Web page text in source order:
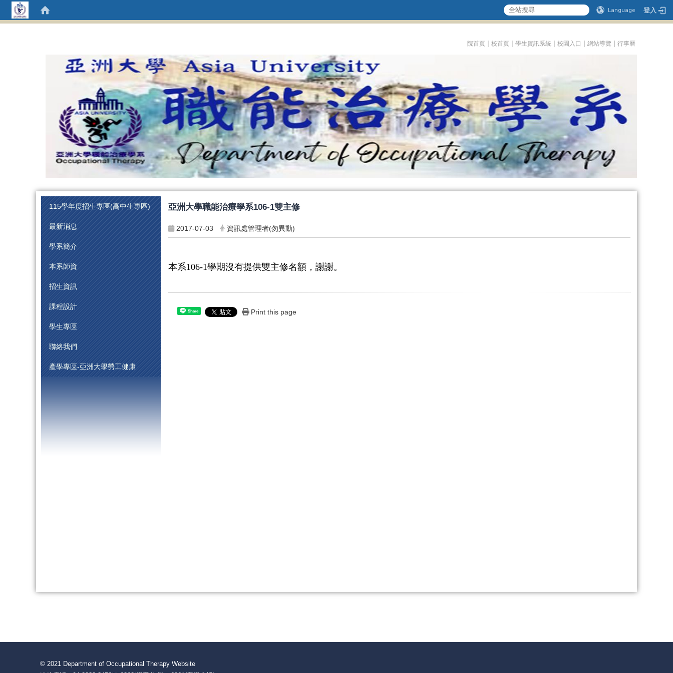
Language 登入
院首頁 | 校首頁 | 學生資訊系統 | 校園入口 | 網站導覽 | 行事曆
115學年度招生專區(高中生專區)
最新消息
學系簡介
本系師資
招生資訊
課程設計
學生專區
聯絡我們
產學專區-亞洲大學勞工健康
亞洲大學職能治療學系106-1雙主修
2017-07-03 資訊處管理者(勿異動)
本系106-1學期沒有提供雙主修名額，謝謝。
Share Print this page
© 2021 Department of Occupational Therapy Website